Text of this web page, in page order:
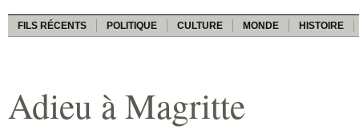
FILS RÉCENTS POLITIQUE CULTURE MONDE HISTOIRE
Adieu à Magritte